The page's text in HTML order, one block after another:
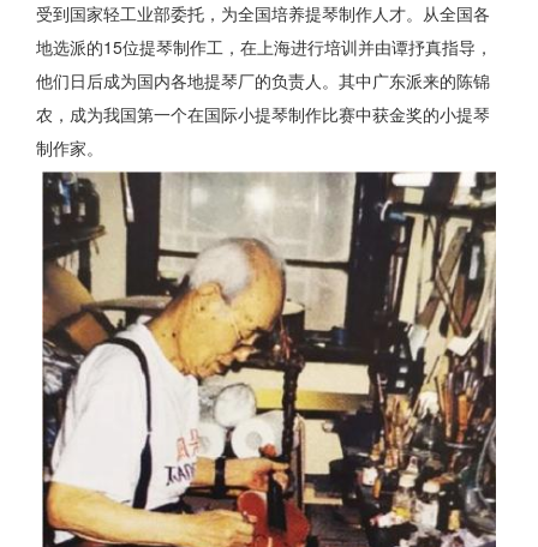
受到国家轻工业部委托，为全国培养提琴制作人才。从全国各
地选派的15位提琴制作工，在上海进行培训并由谭抒真指导，
他们日后成为国内各地提琴厂的负责人。其中广东派来的陈锦
农，成为我国第一个在国际小提琴制作比赛中获金奖的小提琴
制作家。